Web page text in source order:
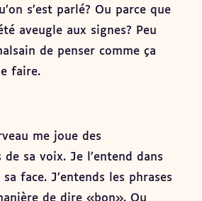
s’est parlé? Ou parce que
aveugle aux signes? Peu
de penser comme ça
faire.
me joue des
sa voix. Je l’entend dans
face. J’entends les phrases
de dire «bon». Ou